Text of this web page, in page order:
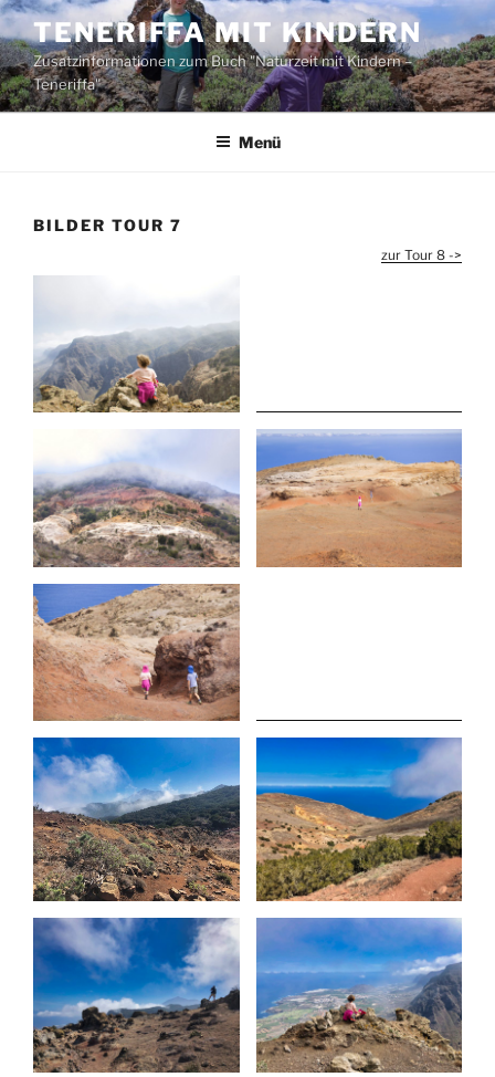
Zum
Inhalt
springen
TENERIFFA MIT KINDERN
Zusatzinformationen zum Buch "Naturzeit mit Kindern –
Teneriffa"
Menü
BILDER TOUR 7
zur Tour 8 ->